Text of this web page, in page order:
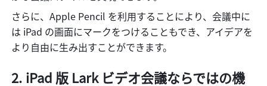
さらに、Apple Pencil を利用することにより、会議中に
は iPad の画面にマークをつけることもでき、アイデアを
より自由に生み出すことができます。
iPad 版 Lark ビデオ会議ならではの機